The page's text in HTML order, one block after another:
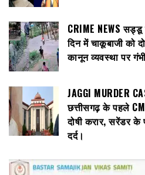
CRIME NEWS
दिन में चाकूबाजी को
कानून व्यवस्था पर
JAGGI MURDER
छत्तीसगढ़ के पहले
दोषी करार, सरेंडर
दर्द।